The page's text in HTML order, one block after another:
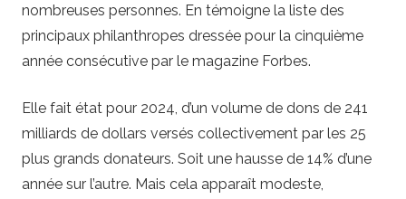
nombreuses personnes. En témoigne la liste des
principaux philanthropes dressée pour la cinquième
année consécutive par le magazine Forbes.
Elle fait état pour 2024, d’un volume de dons de 241
milliards de dollars versés collectivement par les 25
plus grands donateurs. Soit une hausse de 14% d’une
année sur l’autre. Mais cela apparaît modeste,